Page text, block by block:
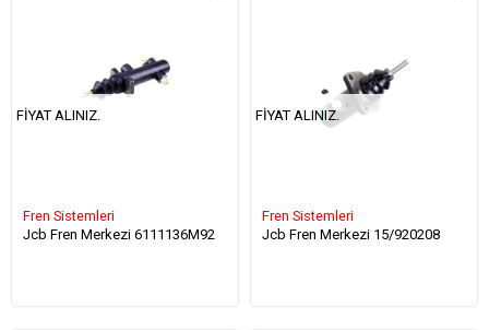
Fren Sistemleri
Jcb Fren Merkezi 6111136M92
FIYAT ALINIZ.
Fren Sistemleri
Jcb Fren Merkezi 15/920208
FIYAT ALINIZ.